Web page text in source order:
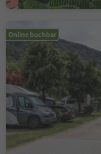
Online buchbar